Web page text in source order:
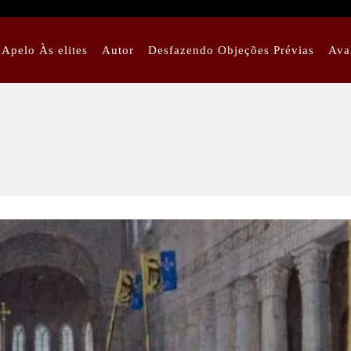
Apelo Às elites Autor Desfazendo Objeções Prévias